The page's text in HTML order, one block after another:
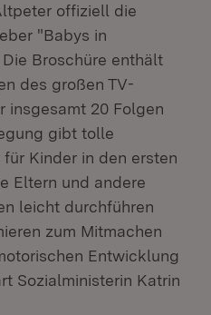
offiziell die
"Babys in
Broschüre enthält
des großen TV-
insgesamt 20 Folgen
gibt tolle
Kinder in den ersten
Eltern und andere
leicht durchführen
zum Mitmachen
Entwicklung
Sozialministerin Katrin